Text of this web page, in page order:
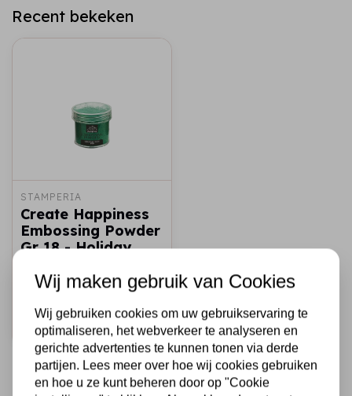
Recent bekeken
STAMPERIA
Create Happiness
Embossing Powder
Gr 18 - Holiday
€6,25 Op voorraad
Snel toevoegen
Wij maken gebruik van Cookies
Wij gebruiken cookies om uw gebruikservaring te
optimaliseren, het webverkeer te analyseren en
gerichte advertenties te kunnen tonen via derde
partijen. Lees meer over hoe wij cookies gebruiken
en hoe u ze kunt beheren door op "Cookie